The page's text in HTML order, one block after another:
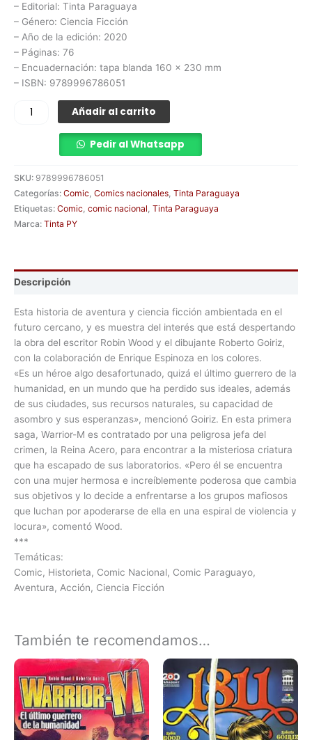
– Editorial: Tinta Paraguaya
– Género: Ciencia Ficción
– Año de la edición: 2020
– Páginas: 76
– Encuadernación: tapa blanda 160 x 230 mm
– ISBN: 9789996786051
Añadir al carrito
Pedir al Whatsapp
SKU: 9789996786051
Categorías: Comic Comics nacionales Tinta Paraguaya
Etiquetas: Comic comic nacional Tinta Paraguaya
Marca: Tinta PY
Descripción
Esta historia de aventura y ciencia ficción ambientada en el
futuro cercano, y es muestra del interés que está despertando
la obra del escritor Robin Wood y el dibujante Roberto Goiriz,
con la colaboración de Enrique Espinoza en los colores.
«Es un héroe algo desafortunado, quizá el último guerrero de la
humanidad, en un mundo que ha perdido sus ideales, además
de sus ciudades, sus recursos naturales, su capacidad de
asombro y sus esperanzas», mencionó Goiriz. En esta primera
saga, Warrior-M es contratado por una peligrosa jefa del
crimen, la Reina Acero, para encontrar a la misteriosa criatura
que ha escapado de sus laboratorios. «Pero él se encuentra
con una mujer hermosa e increíblemente poderosa que cambia
sus objetivos y lo decide a enfrentarse a los grupos mafiosos
que luchan por apoderarse de ella en una espiral de violencia y
locura», comentó Wood.
***
Temáticas:
Comic, Historieta, Comic Nacional, Comic Paraguayo,
Aventura, Acción, Ciencia Ficción
También te recomendamos…